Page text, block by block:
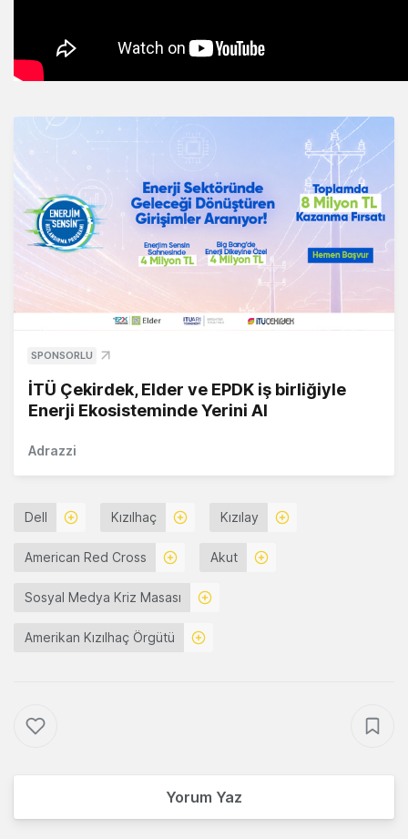
SPONSORLU
İTÜ Çekirdek, Elder ve EPDK iş birliğiyle
Enerji Ekosisteminde Yerini Al
Adrazzi
Dell Kızılhaç Kızılay
American Red Cross Akut
Sosyal Medya Kriz Masası
Amerikan Kızılhaç Örgütü
Yorum Yaz